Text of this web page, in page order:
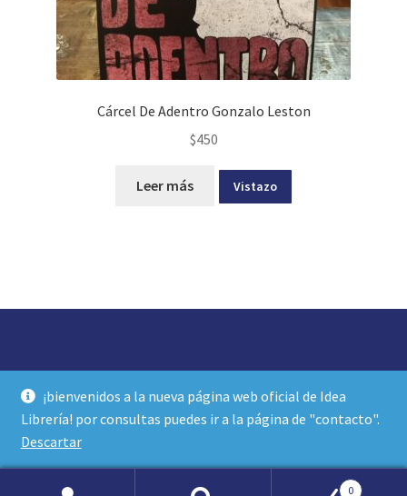
¡bienvenidos a la nueva página web oficial de Idea
Librería! por consultas puedes ir a la página de "contacto".
Descartar
Cárcel De Adentro Gonzalo Leston
$450
Leer más Vistazo
política de privacidad y términos de uso
Construido con
WooCommerce.
0